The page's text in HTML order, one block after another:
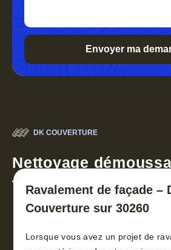
DK COUVERTURE
Nettoyage
toiture 30
Ravalement de façade –
Couverture sur 30260
Lorsque vous avez un projet de